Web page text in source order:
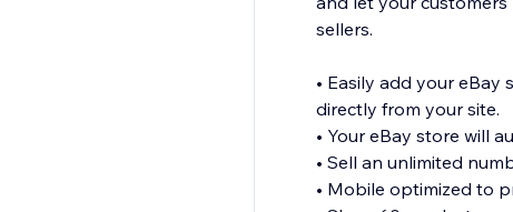
sellers.
• Easily add your
directly from your site.
• Your eBay store will
• Sell an unlimited
• Mobile optimized to